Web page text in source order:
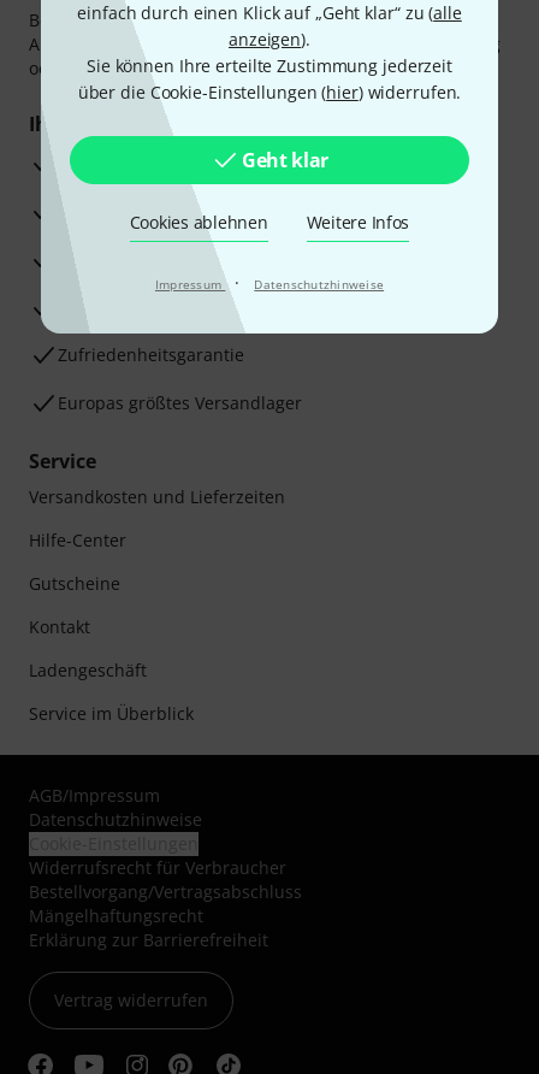
einfach durch einen Klick auf „Geht klar“ zu (alle
anzeigen).
Sie können Ihre erteilte Zustimmung jederzeit
über die Cookie-Einstellungen (hier) widerrufen.
Geht klar
Cookies ablehnen Weitere Infos
Impressum · Datenschutzhinweise
Bezahlen Sie vertraulich und sicher per Vorkasse, PayPal,
Amazon Pay, Klarna Sofort bezahlen
Klarna Ratenzahlung
oder Kreditkarte.
Ihre Vorteile
3 Jahre Thomann Garantie
30 Tage Money-Back-Garantie
Beratung durch Fachexperten
Zufriedenheitsgarantie
Europas größtes Versandlager
Service
Versandkosten und Lieferzeiten
Hilfe-Center
Gutscheine
Kontakt
Ladengeschäft
Service im Überblick
AGB/Impressum
Datenschutzhinweise
Widerrufsrecht für Verbraucher
Bestellvorgang/Vertragsabschluss
Mängelhaftungsrecht
Erklärung zur Barrierefreiheit
Vertrag widerrufen